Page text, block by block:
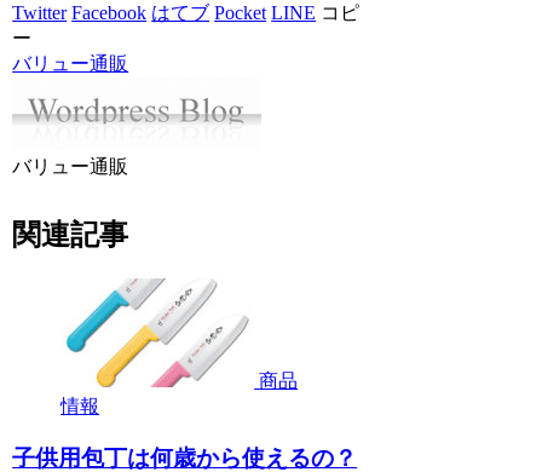
Twitter Facebook はてブ Pocket LINE コピ
ー
バリュー通販
バリュー通販
関連記事
商品
情報
子供用包丁は何歳から使えるの？